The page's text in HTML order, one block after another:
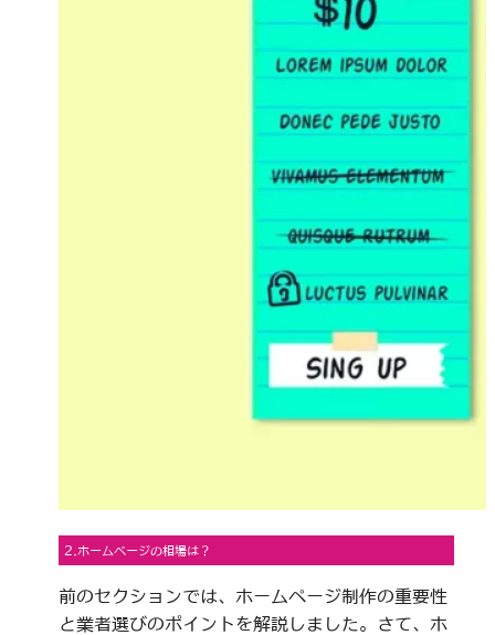
2.ホームページの相場は？
前のセクションでは、ホームページ制作の重要性
と業者選びのポイントを解説しました。さて、ホ